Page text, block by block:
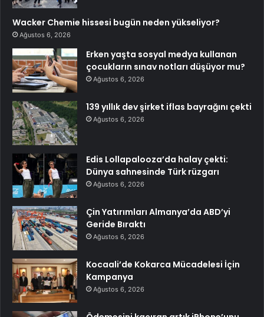
Wacker Chemie hissesi bugün neden yükseliyor?
Ağustos 6, 2026
Erken yaşta sosyal medya kullanan
çocukların sınav notları düşüyor mu?
Ağustos 6, 2026
139 yıllık dev şirket iflas bayrağını çekti
Ağustos 6, 2026
Edis Lollapalooza’da halay çekti:
Dünya sahnesinde Türk rüzgarı
Ağustos 6, 2026
Çin Yatırımları Almanya’da ABD’yi
Geride Bıraktı
Ağustos 6, 2026
Kocaali’de Kokarca Mücadelesi İçin
Kampanya
Ağustos 6, 2026